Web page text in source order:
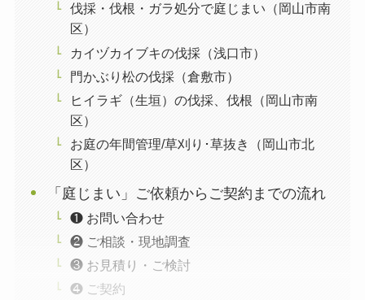
伐採・伐根・ガラ処分で庭じまい（岡山市南
区）
カイヅカイブキの伐採（浅口市）
門かぶり松の伐採（倉敷市）
ヒイラギ（生垣）の伐採、伐根（岡山市南
区）
お庭の年間管理/草刈り･草抜き（岡山市北
区）
「庭じまい」ご依頼からご契約までの流れ
❶ お問い合わせ
❷ ご相談・現地調査
❸ お見積り・ご検討
❹ ご契約